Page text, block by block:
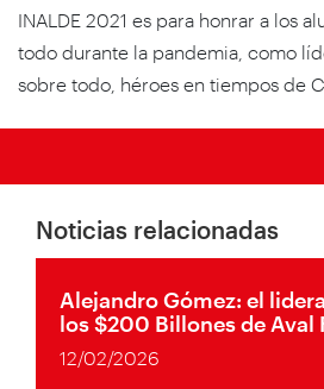
INALDE 2021 es para honrar a los
todo durante la pandemia, como
sobre todo, héroes en tiempos de
Noticias relacionadas
Alejandro Gómez: el
los $200 Billones de Aval
12/02/2026